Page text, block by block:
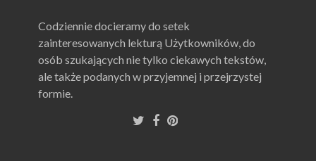
Codziennie docieramy do setek
zainteresowanych lekturą Użytkowników, do
osób szukających nie tylko ciekawych tekstów,
ale także podanych w przyjemnej i przejrzystej
formie.